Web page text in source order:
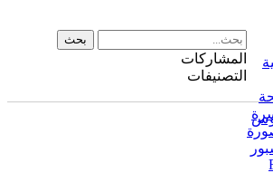
المشاركات
التصنيفات